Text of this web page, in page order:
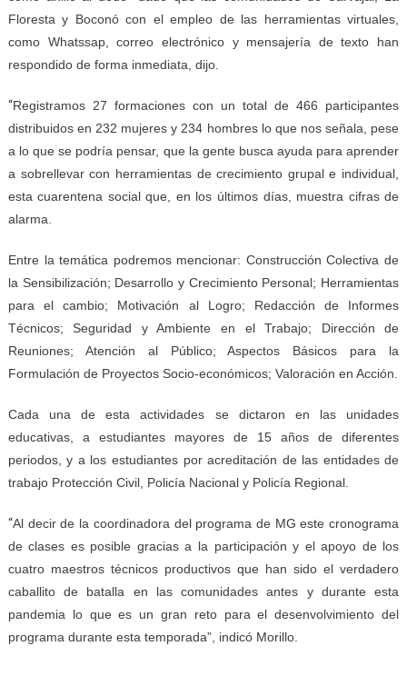
Floresta y Boconó con el empleo de las herramientas virtuales,
como Whatssap, correo electrónico y mensajería de texto han
respondido de forma inmediata, dijo.
“Registramos 27 formaciones con un total de 466 participantes
distribuidos en 232 mujeres y 234 hombres lo que nos señala, pese
a lo que se podría pensar, que la gente busca ayuda para aprender
a sobrellevar con herramientas de crecimiento grupal e individual,
esta cuarentena social que, en los últimos días, muestra cifras de
alarma.
Entre la temática podremos mencionar: Construcción Colectiva de
la Sensibilización; Desarrollo y Crecimiento Personal; Herramientas
para el cambio; Motivación al Logro; Redacción de Informes
Técnicos; Seguridad y Ambiente en el Trabajo; Dirección de
Reuniones; Atención al Público; Aspectos Básicos para la
Formulación de Proyectos Socio-económicos; Valoración en Acción.
Cada una de esta actividades se dictaron en las unidades
educativas, a estudiantes mayores de 15 años de diferentes
periodos, y a los estudiantes por acreditación de las entidades de
trabajo Protección Civil, Policía Nacional y Policía Regional.
“Al decir de la coordinadora del programa de MG este cronograma
de clases es posible gracias a la participación y el apoyo de los
cuatro maestros técnicos productivos que han sido el verdadero
caballito de batalla en las comunidades antes y durante esta
pandemia lo que es un gran reto para el desenvolvimiento del
programa durante esta temporada”, indicó Morillo.